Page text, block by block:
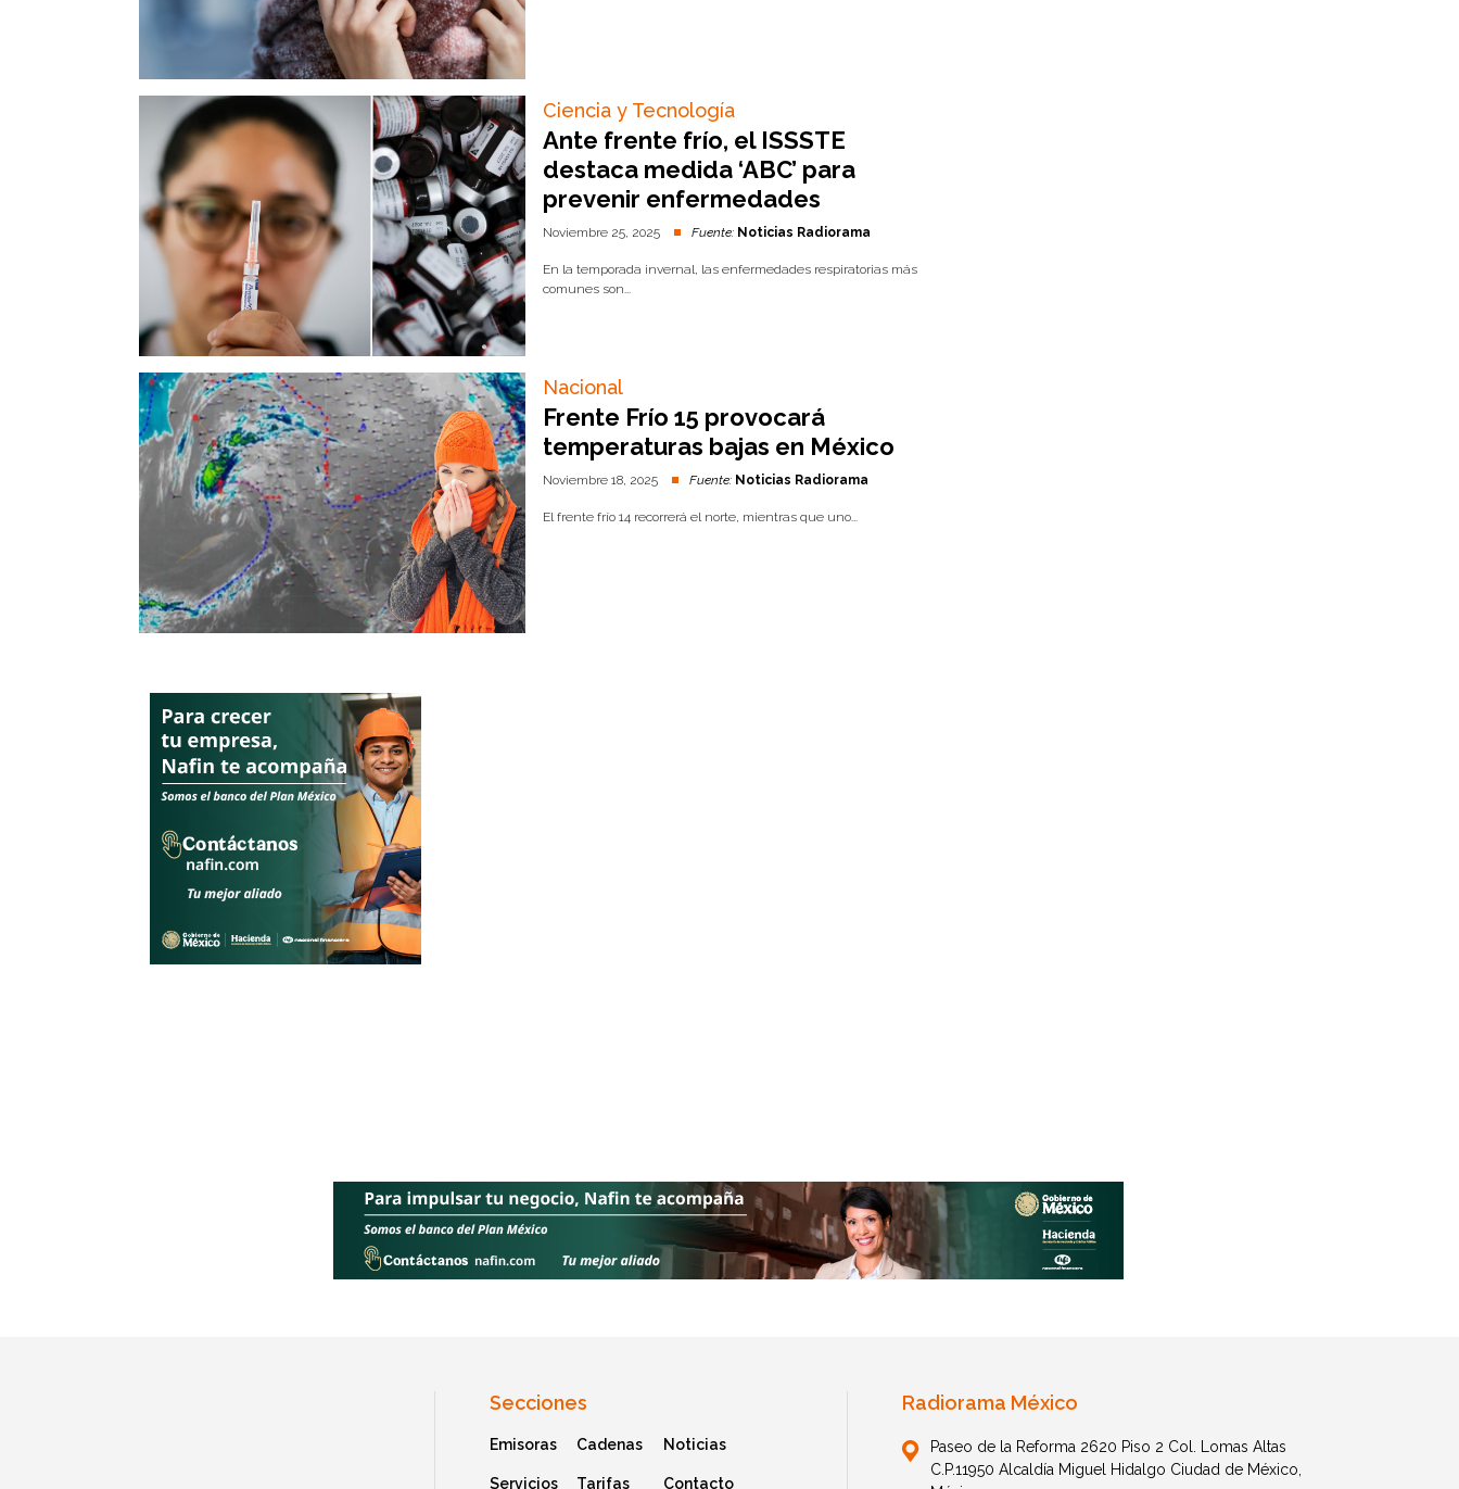
Ciencia y Tecnología
Ante frente frío, el ISSSTE
destaca medida ‘ABC’ para
prevenir enfermedades
Noviembre 25, 2025 Fuente: Noticias Radiorama
En la temporada invernal, las enfermedades respiratorias más
comunes son...
Nacional
Frente Frío 15 provocará
temperaturas bajas en México
Noviembre 18, 2025 Fuente: Noticias Radiorama
El frente frío 14 recorrerá el norte, mientras que uno...
Secciones
Emisoras Cadenas Noticias
Servicios Tarifas Contacto
Radiorama México
Paseo de la Reforma 2620 Piso 2 Col. Lomas Altas
C.P.11950 Alcaldía Miguel Hidalgo Ciudad de México,